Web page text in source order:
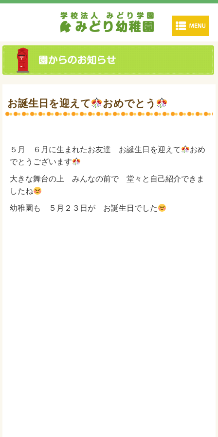
お誕生日を迎えて おめでとう
５月 ６月に生まれたお友達 お誕生日を迎えて
おめ
でとうございます
大きな舞台の上 みんなの前で 堂々と自己紹介できま
したね
幼稚園も ５月２３日が お誕生日でした